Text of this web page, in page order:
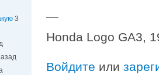
3
—
Honda Logo GA3,
Войдите или